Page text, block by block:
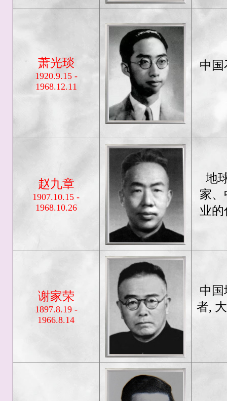
萧光琰
1920.9.15 -
1968.12.11
中
赵九章
1907.10.15 -
1968.10.26
地
家
业
谢家荣
1897.8.19 -
1966.8.14
中
者,